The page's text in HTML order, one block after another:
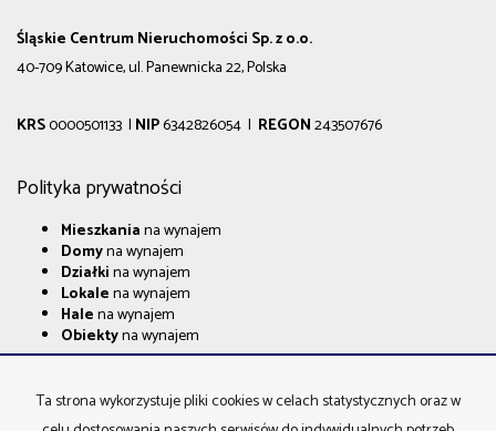
Śląskie Centrum Nieruchomości Sp. z o.o.
40-709 Katowice, ul. Panewnicka 22, Polska
KRS0000501133 | NIP6342826054 | REGON243507676
Polityka prywatności
Mieszkaniana wynajem
Domyna wynajem
Działkina wynajem
Lokalena wynajem
Halena wynajem
Obiektyna wynajem
Domyna sprzedaż
Działkina sprzedaż
Ta strona wykorzystuje pliki cookies w celach statystycznych oraz w